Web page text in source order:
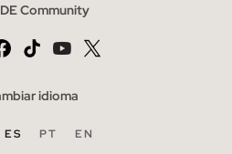
Community
idioma
ES PT EN